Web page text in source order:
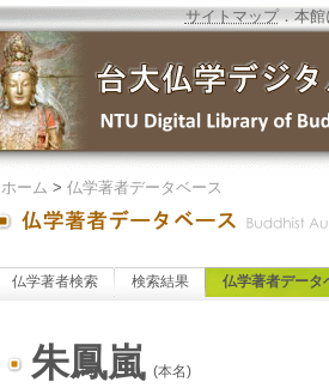
サイトマップ．本館
ホーム > 仏学著者データベース
仏学著者検索 検索結果 仏学著者データ
朱鳳嵐(本名)